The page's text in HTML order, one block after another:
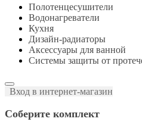
Полотенцесушители
Водонагреватели
Кухня
Дизайн-радиаторы
Аксессуары для ванной
Системы защиты от
Вход в интернет-магазин
Соберите комплект